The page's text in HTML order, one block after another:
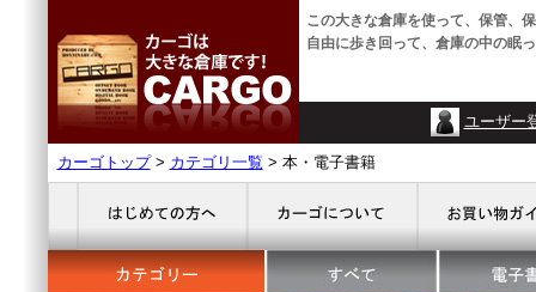
この大きな倉庫を使って、保管、
自由に歩き回って、倉庫の中の眠
ユーザー
カーゴトップ> カテゴリ一覧 > 本・電子書籍